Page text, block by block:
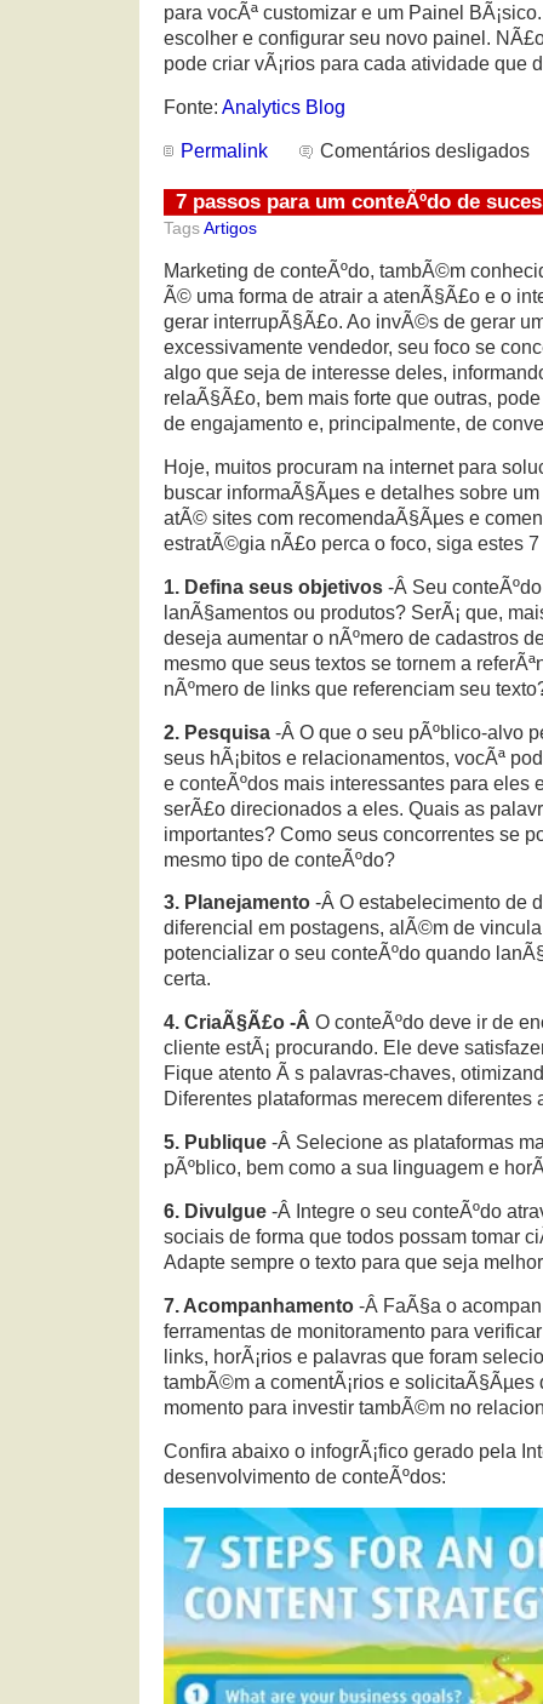
para vocÃª customizar e um Painel
escolher e configurar seu novo painel.
pode criar vÃ¡rios para cada atividade que
Fonte: Analytics Blog
Permalink Comentários desligados
7 passos para um conteÃºdo de
TagsArtigos
Marketing de conteÃºdo, tambÃ©m
Ã© uma forma de atrair a atenÃ§Ã£o e o
gerar interrupÃ§Ã£o. Ao invÃ©s de gerar
excessivamente vendedor, seu foco se
algo que seja de interesse deles,
relaÃ§Ã£o, bem mais forte que outras,
de engajamento e, principalmente, de
Hoje, muitos procuram na internet para
buscar informaÃ§Ãµes e detalhes sobre
atÃ© sites com recomendaÃ§Ãµes e
estratÃ©gia nÃ£o perca o foco, siga estes
1. Defina seus objetivos -Â Seu
lanÃ§amentos ou produtos? SerÃ¡ que,
deseja aumentar o nÃºmero de cadastros
mesmo que seus textos se tornem a
nÃºmero de links que referenciam seu
2. Pesquisa -Â O que o seu pÃºblico-alvo
seus hÃ¡bitos e relacionamentos, vocÃª
e conteÃºdos mais interessantes para eles
serÃ£o direcionados a eles. Quais as
importantes? Como seus concorrentes se
mesmo tipo de conteÃºdo?
3. Planejamento -Â O estabelecimento de
diferencial em postagens, alÃ©m de
potencializar o seu conteÃºdo quando
certa.
4. CriaÃ§Ã£o -Â O conteÃºdo deve ir de
cliente estÃ¡ procurando. Ele deve
Fique atento Ã s palavras-chaves,
Diferentes plataformas merecem diferentes
5. Publique -Â Selecione as plataformas
pÃºblico, bem como a sua linguagem e
6. Divulgue -Â Integre o seu conteÃºdo
sociais de forma que todos possam tomar
Adapte sempre o texto para que seja
7. Acompanhamento -Â FaÃ§a o
ferramentas de monitoramento para
links, horÃ¡rios e palavras que foram
tambÃ©m a comentÃ¡rios e solicitaÃ§Ãµes
momento para investir tambÃ©m no
Confira abaixo o infogrÃ¡fico gerado pela
desenvolvimento de conteÃºdos: